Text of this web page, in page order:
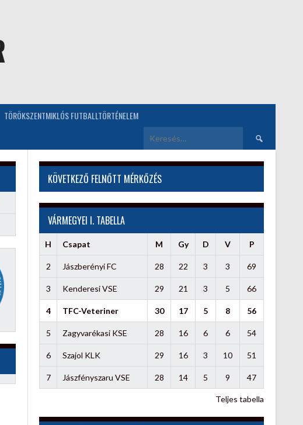
TÖRÖKSZENTMIKLÓS FUTBALLTÖRTÉNELEM
Keresés:
KÖVETKEZŐ FELNŐTT MÉRKŐZÉS
VÁRMEGYEI I. TABELLA
H Csapat M Gy D V P
2 Jászberényi FC 28 22 3 3 69
3 Kenderesi VSE 29 21 3 5 66
4 TFC-Veteriner 30 17 5 8 56
5 Zagyvarékasi KSE 28 16 6 6 54
6 Szajol KLK 29 16 3 10 51
7 Jászfényszaru VSE 28 14 5 9 47
Teljes tabella